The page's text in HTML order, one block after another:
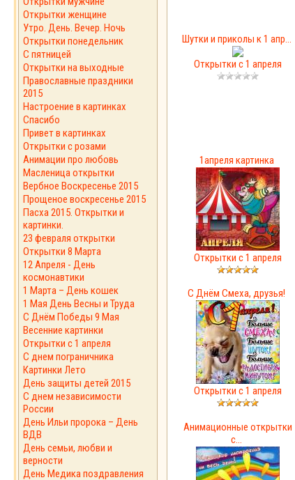
Открытки женщине
Утро. День. Вечер. Ночь
Открытки понедельник
С пятницей
Открытки на выходные
Православные праздники
2015
Настроение в картинках
Спасибо
Привет в картинках
Открытки с розами
Анимации про любовь
Масленица открытки
Вербное Воскресенье 2015
Прощеное воскресенье 2015
Пасха 2015. Открытки и
картинки.
23 февраля открытки
Открытки 8 Марта
12 Апреля - День
космонавтики
1 Марта – День кошек
1 Мая День Весны и Труда
С Днём Победы 9 Мая
Весенние картинки
Открытки с 1 апреля
С днем пограничника
Картинки Лето
День защиты детей 2015
С днем независимости
России
День Ильи пророка – День
ВДВ
День семьи, любви и
верности
День Медика поздравления
Шутки и приколы к 1 апр...
Открытки с 1 апреля
1апреля картинка
Открытки с 1 апреля
С Днём Смеха, друзья!
Открытки с 1 апреля
Анимационные открытки
с...